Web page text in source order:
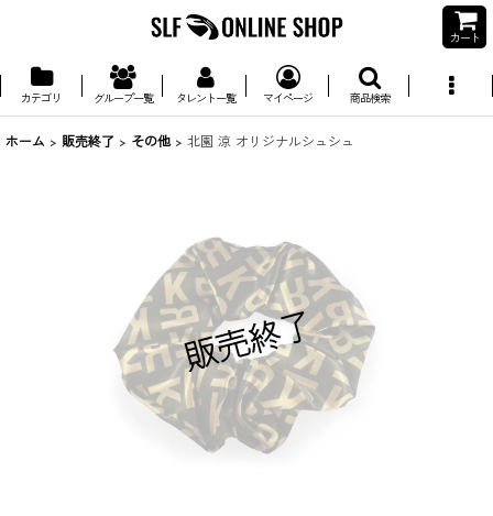
カート
カテゴリ グループ一覧 タレント一覧 マイページ 商品検索
ホーム > 販売終了 > その他 > 北園 涼 オリジナルシュシュ